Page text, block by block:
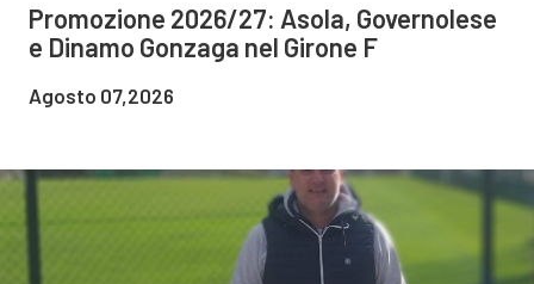
Promozione 2026/27: Asola, Governolese
e Dinamo Gonzaga nel Girone F
Agosto 07,2026